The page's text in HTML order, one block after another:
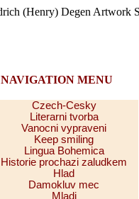
NAVIGATION MENU
Czech-Cesky
Literarni tvorba
Vanocni vypraveni
Keep smiling
Lingua Bohemica
Historie prochazi zaludkem
Hlad
Damokluv mec
Mladi